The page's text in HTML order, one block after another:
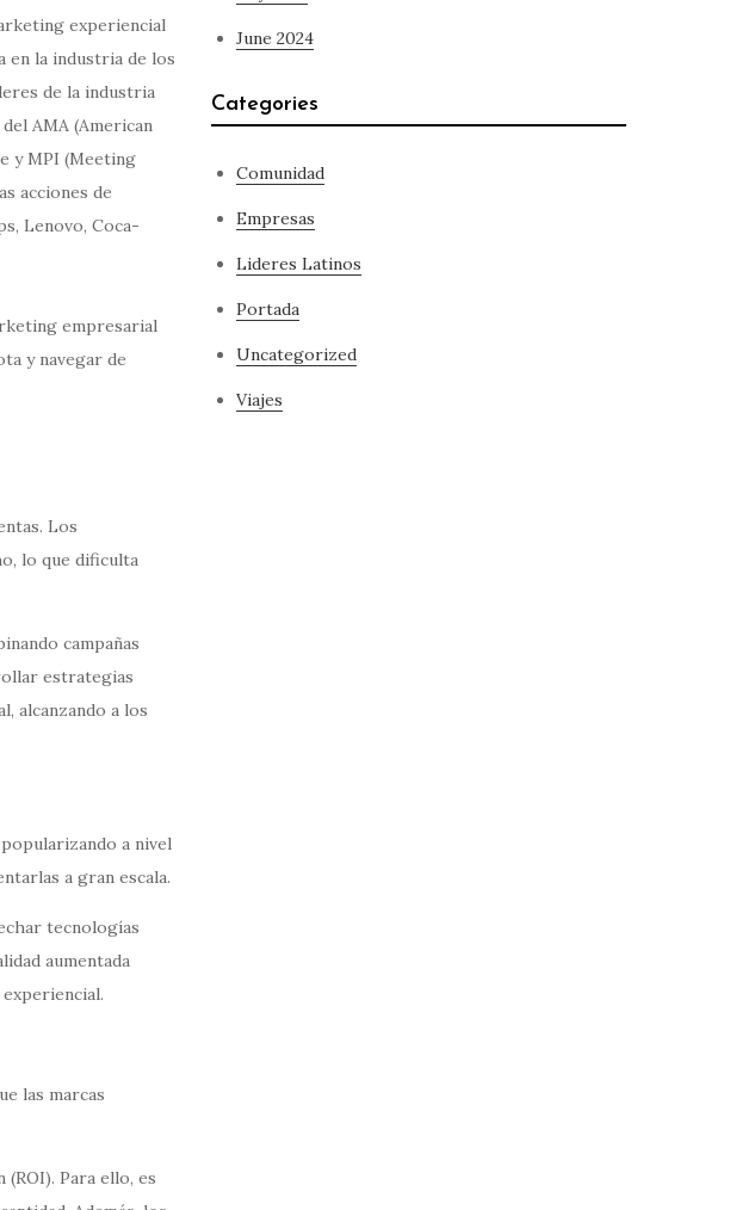
experiencial
en la industria de los
de la industria
AMA (American
y MPI (Meeting
acciones de
Lenovo, Coca-
empresarial
y navegar de
Los
lo que dificulta
campañas
estrategias
alcanzando a los
a nivel
a gran escala.
tecnologías
aumentada
las marcas
Para ello, es
June 2024
Categories
Comunidad
Empresas
Lideres Latinos
Portada
Uncategorized
Viajes